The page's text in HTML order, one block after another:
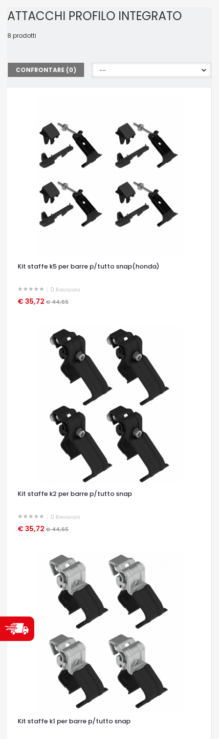
ATTACCHI PROFILO INTEGRATO
8 prodotti
CONFRONTARE (0)
Kit staffe k5 per barre p/tutto snap(honda)
0 Revisioni
€ 35,72 € 44,65
OCCHIATA VELOCE
Kit staffe k2 per barre p/tutto snap
0 Revisioni
€ 35,72 € 44,65
OCCHIATA VELOCE
Kit staffe k1 per barre p/tutto snap